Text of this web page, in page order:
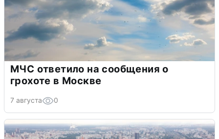
МЧС ответило на сообщения о
грохоте в Москве
7 августа 0